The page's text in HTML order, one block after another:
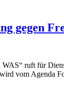
gegen
ruft für
vom Agenda